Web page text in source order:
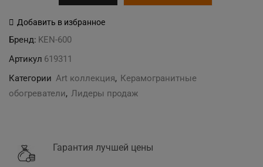
KEN-
600
размышлений"
керамогранитный
обогреватель
Добавить в избранное
Бренд: KEN-600
Артикул 619311
Категории Art коллекция, Керамогранитные
обогреватели, Лидеры продаж
Гарантия лучшей цены